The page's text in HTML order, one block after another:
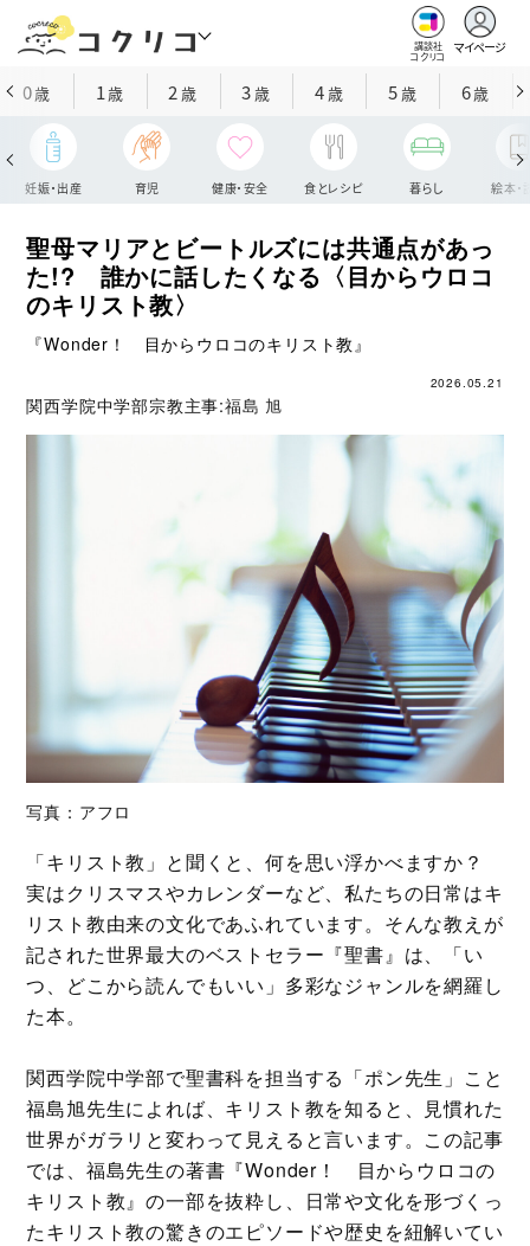
講談社
コクリコ
マイページ
0歳 1歳 2 歳 3歳 4歳 5歳 6歳
妊娠・出産 育児 健康・安全 食とレシピ 暮らし 絵本・
聖母マリアとビートルズには共通点があっ
た!? 誰かに話したくなる〈目からウロコ
のキリスト教〉
『Wonder！ 目からウロコのキリスト教』
2026.05.21
関西学院中学部宗教主事:福島 旭
写真：アフロ
「キリスト教」と聞くと、何を思い浮かべますか？
実はクリスマスやカレンダーなど、私たちの日常はキ
リスト教由来の文化であふれています。そんな教えが
記された世界最大のベストセラー『聖書』は、「い
つ、どこから読んでもいい」多彩なジャンルを網羅し
た本。
関西学院中学部で聖書科を担当する「ポン先生」こと
福島旭先生によれば、キリスト教を知ると、見慣れた
世界がガラリと変わって見えると言います。この記事
では、福島先生の著書『Wonder！ 目からウロコの
キリスト教』の一部を抜粋し、日常や文化を形づくっ
たキリスト教の驚きのエピソードや歴史を紐解いてい